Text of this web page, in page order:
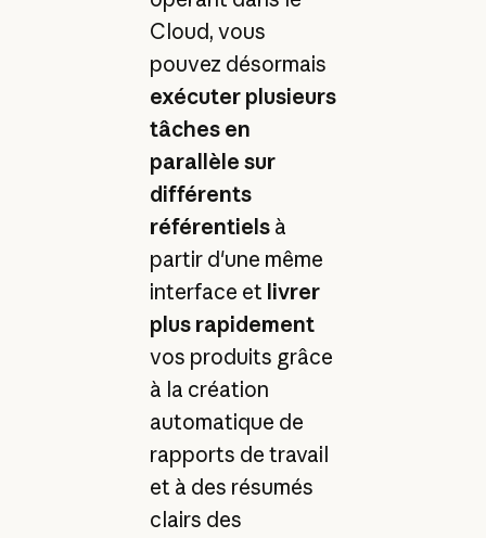
Cloud, vous
pouvez désormais
exécuter plusieurs
tâches en
parallèle sur
différents
référentielsà
partir d'une même
interface et livrer
plus rapidement
vos produits grâce
à la création
automatique de
rapports de travail
et à des résumés
clairs des